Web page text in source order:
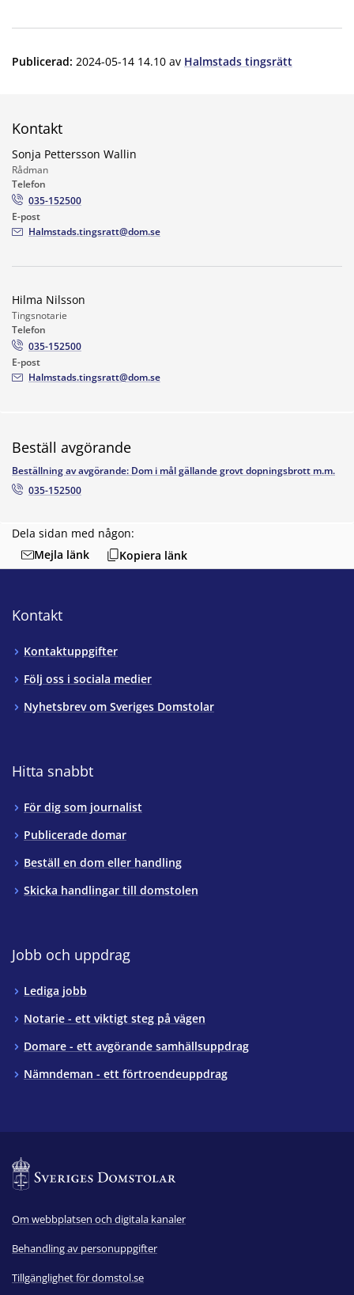
Publicerad: 2024-05-14 14.10 av Halmstads tingsrätt
Dela sidan med någon:
Mejla länk
Kopiera länk
Kontakt
Sonja Pettersson Wallin
Rådman
Telefon
035-152500
E-post
Halmstads.tingsratt@dom.se
Hilma Nilsson
Tingsnotarie
Telefon
035-152500
E-post
Halmstads.tingsratt@dom.se
Beställ avgörande
Beställning av avgörande: Dom i mål gällande grovt dopningsbrott m.m.
035-152500
Kontakt
Kontaktuppgifter
Följ oss i sociala medier
Nyhetsbrev om Sveriges Domstolar
Hitta snabbt
För dig som journalist
Publicerade domar
Beställ en dom eller handling
Skicka handlingar till domstolen
Jobb och uppdrag
Lediga jobb
Notarie - ett viktigt steg på vägen
Domare - ett avgörande samhällsuppdrag
Nämndeman - ett förtroendeuppdrag
Om webbplatsen och digitala kanaler
Behandling av personuppgifter
Tillgänglighet för domstol.se